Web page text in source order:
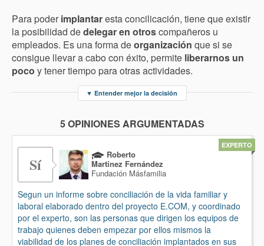
Para poder implantaresta concilicación, tiene que existir
la posibilidad dedelegar en otroscompañeros u
empleados. Es una forma deorganización que si se
consigue llevar a cabo con éxito, permite liberarnos un
poco y tener tiempo para otras actividades.
▼ Entender mejor la decisión
5 OPINIONES ARGUMENTADAS
Sí
Roberto
Martínez Fernández
Fundación Másfamilia
Segun un informe sobre conciliación de la vida familiar y
laboral elaborado dentro del proyecto E.COM, y coordinado
por el experto, son las personas que dirigen los equipos de
trabajo quienes deben empezar por ellos mismos la
viabilidad de los planes de conciliación implantados en sus
EXPERTO